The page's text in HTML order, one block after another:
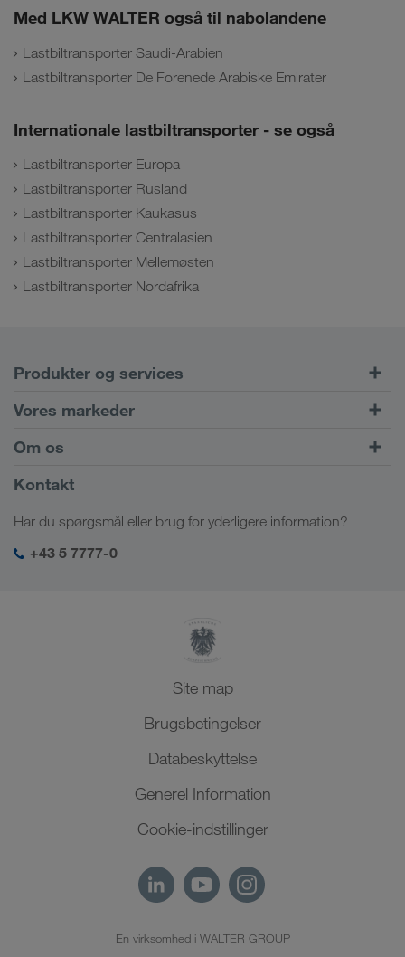
Med LKW WALTER også til nabolandene
Lastbiltransporter Saudi-Arabien
Lastbiltransporter De Forenede Arabiske Emirater
Internationale lastbiltransporter - se også
Lastbiltransporter Europa
Lastbiltransporter Rusland
Lastbiltransporter Kaukasus
Lastbiltransporter Centralasien
Lastbiltransporter Mellemøsten
Lastbiltransporter Nordafrika
Produkter og services
Vejtransport
Kundeportal CONNECT
Digitale løsninger
Brancheløsninger
Vores markeder
Europa
Kaukasus
Centralasien
Mellemøsten
Om os
Virksomhedsinformation
Socialt ansvar
SHEQ-management
Kontakt
Har du spørgsmål eller brug for yderligere information?
+43 5 7777-0
Site map
Brugsbetingelser
Databeskyttelse
Generel Information
Cookie-indstillinger
En virksomhed i WALTER GROUP